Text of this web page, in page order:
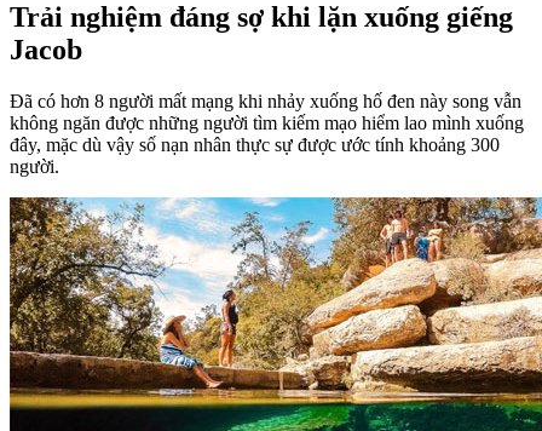
Trải nghiệm đáng sợ khi lặn xuống giếng
Jacob
Đã có hơn 8 người mất mạng khi nhảy xuống hố đen này song vẫn
không ngăn được những người tìm kiếm mạo hiểm lao mình xuống
đây, mặc dù vậy số nạn nhân thực sự được ước tính khoảng 300
người.